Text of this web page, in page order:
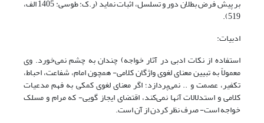
بر پیش فرض بطلان دور و تسلسل، اثبات نماید (ر.ک: طوسی: 1405 الف،
519).
ادبیات:
استفاده از نکات ادبی در آثار خواجه) چندان به چشم نمی‌خورد. وی
معمولاً به تبیین معنای لغوی واژگان کلامی- همچون امام، شفاعت، احباط،
تکفیر، عصمت و .. نمی‌پردازد؛ اگر معنای لغوی کمکی به فهم مدعیات
کلامی و استدلالات آنها نمی‌کند، اقتضای ایجاز گویی- که مرام و مسلک
خواجه است- صرف نظر کردن از آن است.